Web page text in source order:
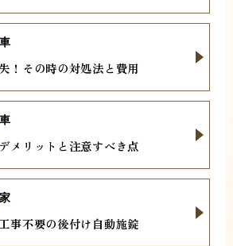
！その時の対処法と費用
車
メリットと注意すべき点
車
事不要の後付け自動施錠
家